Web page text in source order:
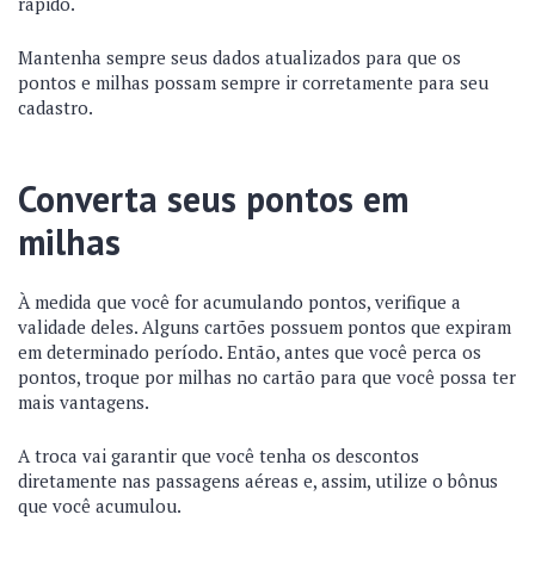
Mantenha sempre seus dados atualizados para que os
pontos e milhas possam sempre ir corretamente para seu
cadastro.
Converta seus pontos em
milhas
À medida que você for acumulando pontos, verifique a
validade deles. Alguns cartões possuem pontos que expiram
em determinado período. Então, antes que você perca os
pontos, troque por milhas no cartão para que você possa ter
mais vantagens.
A troca vai garantir que você tenha os descontos
diretamente nas passagens aéreas e, assim, utilize o bônus
que você acumulou.